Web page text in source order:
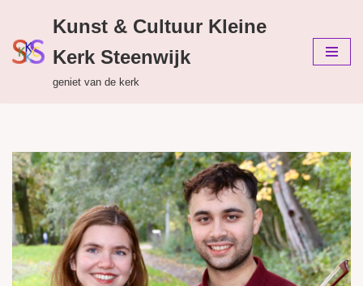
Ga
naar
Kunst & Cultuur Kleine
Kerk Steenwijk
geniet van de kerk